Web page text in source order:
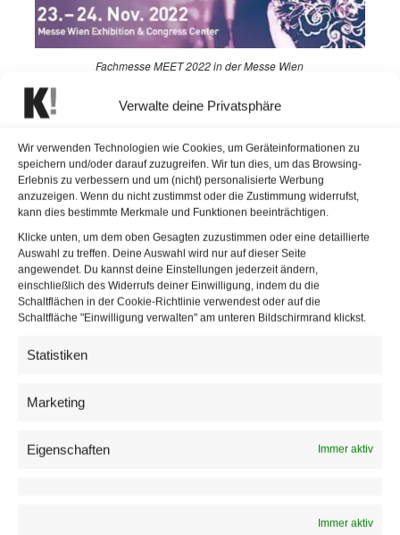
Verwalte deine Privatsphäre
Wir verwenden Technologien wie Cookies, um Geräteinformationen zu
speichern und/oder darauf zuzugreifen. Wir tun dies, um das Browsing-
Erlebnis zu verbessern und um (nicht) personalisierte Werbung
anzuzeigen. Wenn du nicht zustimmst oder die Zustimmung widerrufst,
kann dies bestimmte Merkmale und Funktionen beeinträchtigen.
Klicke unten, um dem oben Gesagten zuzustimmen oder eine detaillierte
Auswahl zu treffen. Deine Auswahl wird nur auf dieser Seite
angewendet. Du kannst deine Einstellungen jederzeit ändern,
einschließlich des Widerrufs deiner Einwilligung, indem du die
Schaltflächen in der Cookie-Richtlinie verwendest oder auf die
Schaltfläche "Einwilligung verwalten" am unteren Bildschirmrand klickst.
Statistiken
Marketing
Eigenschaften Immer aktiv
Immer aktiv
Fachmesse MEET 2022 in der Messe Wien
MEET 2022 für Events und Theater
Als einzige Fachmesse für Veranstaltungstechnik in
Österreich präsentiert die MEET 2022 moderne
Veranstaltungstechnologieim Bereich Ton, Licht,
Bühnentechnik sowie Multimediatechnik. Die
internationale Fachmesse bietet von23. bis 24.
November2022 im Messe Wien Exhibition &
Congress Center eine Gesprächsplattform für alle
Theaterund Eventverantwortlichen. Begleitend
veranstaltet die OETHG im Rahmen der Messe ein
anspruchsvolles Fachtagungsprogramm. Der Eintritt
Die MEET 2022 bietet über 1.600 Fachbesuchern die